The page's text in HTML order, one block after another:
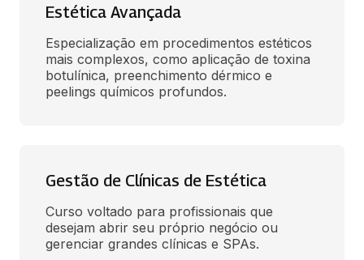
Estética Avançada
Especialização em procedimentos estéticos
mais complexos, como aplicação de toxina
botulínica, preenchimento dérmico e
peelings químicos profundos.
Gestão de Clínicas de Estética
Curso voltado para profissionais que
desejam abrir seu próprio negócio ou
gerenciar grandes clínicas e SPAs.